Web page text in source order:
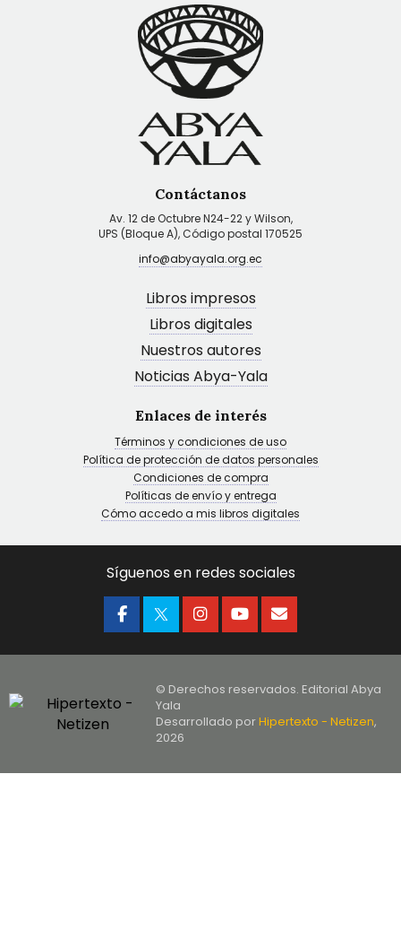
Contáctanos
Av. 12 de Octubre N24-22 y Wilson,
UPS (Bloque A), Código postal 170525
info@abyayala.org.ec
Libros impresos
Libros digitales
Nuestros autores
Noticias Abya-Yala
Enlaces de interés
Términos y condiciones de uso
Política de protección de datos personales
Condiciones de compra
Políticas de envío y entrega
Cómo accedo a mis libros digitales
Síguenos en redes sociales
© Derechos reservados. Editorial Abya
Yala
Desarrollado porHipertexto - Netizen,
2026